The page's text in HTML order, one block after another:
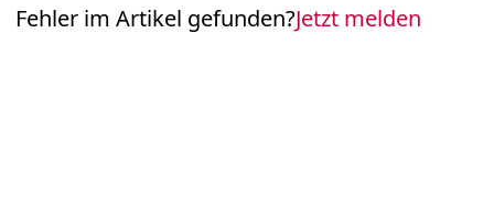
Fehler im Artikel gefunden?Jetzt melden